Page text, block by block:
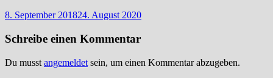
8. September 201824. August 2020
Schreibe einen Kommentar
Du musst angemeldet sein, um einen Kommentar abzugeben.